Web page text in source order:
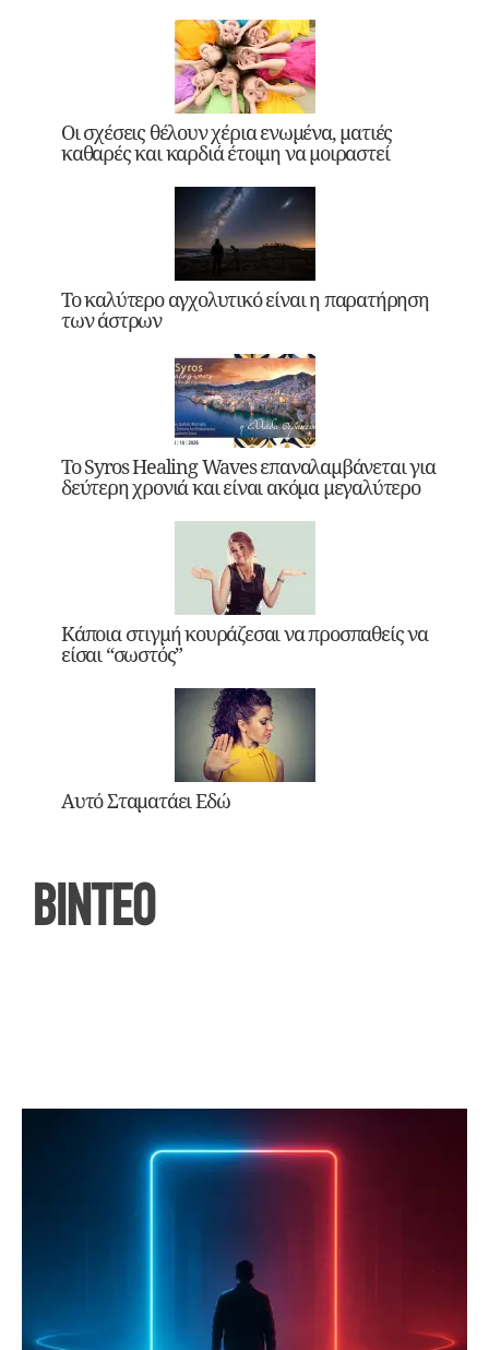
Οι σχέσεις θέλουν χέρια ενωμένα, ματιές
καθαρές και καρδιά έτοιμη να μοιραστεί
Το καλύτερο αγχολυτικό είναι η παρατήρηση
των άστρων
Το Syros Healing Waves επαναλαμβάνεται για
δεύτερη χρονιά και είναι ακόμα μεγαλύτερο
Κάποια στιγμή κουράζεσαι να προσπαθείς να
είσαι “σωστός”
Αυτό Σταματάει Εδώ
ΒΙΝΤΕΟ